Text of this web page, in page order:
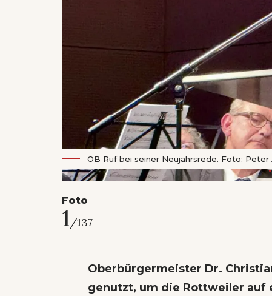
OB Ruf bei seiner Neujahrsrede. Foto: Peter
Foto
1/137
Oberbürgermeister Dr.
genutzt, um die Rottweiler auf